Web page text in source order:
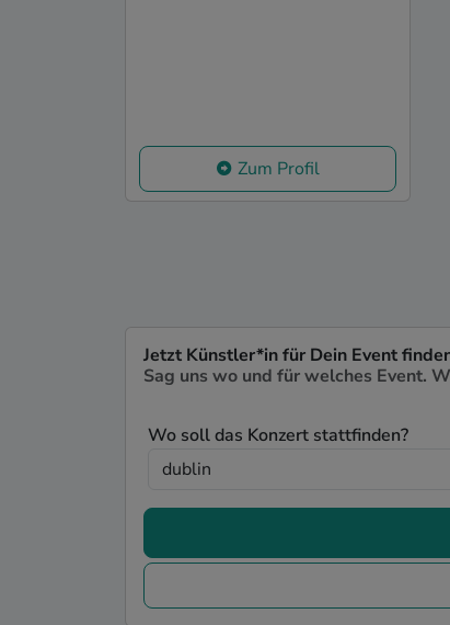
Zum Profil
Jetzt Künstler*in für Dein Event
Sag uns wo und für welches Event.
Wo soll das Konzert stattfinden?